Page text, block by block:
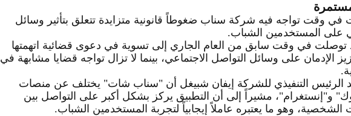
في وقت تواجه فيه شركة سناب ضغوطاً قانونية متزايدة تتعلق بتأثير وسائل
على المستخدمين الشباب.
توصلت في وقت سابق من العام الجاري إلى تسوية في دعوى قضائية اتهمتها
الإدمان على وسائل التواصل الاجتماعي، بينما لا تزال تواجه قضايا مشابهة في
.
الرئيس التنفيذي للشركة إيفان شبيغل أن "سناب شات" يختلف عن منصات
و"إنستغرام"، مشيراً إلى أن التطبيق يركز بشكل أكبر على التواصل بين
الشخصية، وهو ما يعتبره عاملاً إيجابياً لتجربة المستخدمين الشباب.